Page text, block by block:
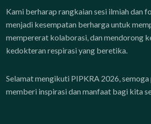
Kami berharap rangkaian sesi ilmiah dan
menjadi kesempatan berharga untuk
mempererat kolaborasi, dan mendorong
kedokteran respirasi yang beretika.
Selamat mengikuti PIPKRA 2026, semoga
memberi inspirasi dan manfaat bagi kita